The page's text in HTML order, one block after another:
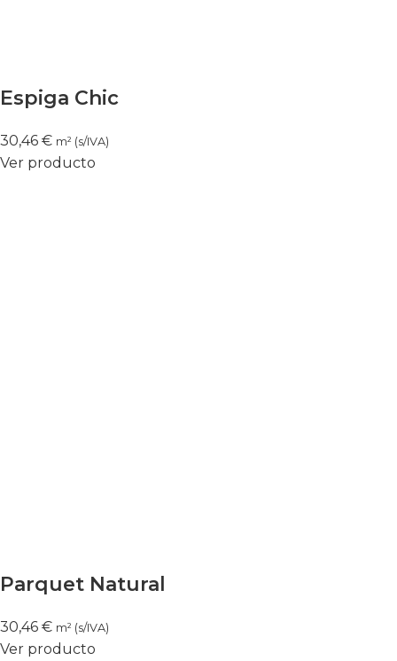
Espiga Chic
30,46 € m² (s/IVA)
Ver producto
Parquet Natural
30,46 € m² (s/IVA)
Ver producto